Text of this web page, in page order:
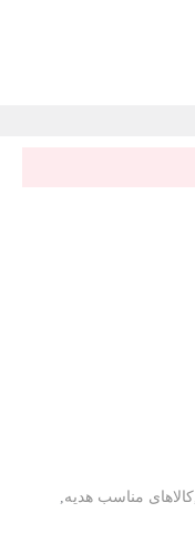
کالاهای مناسب هدیه